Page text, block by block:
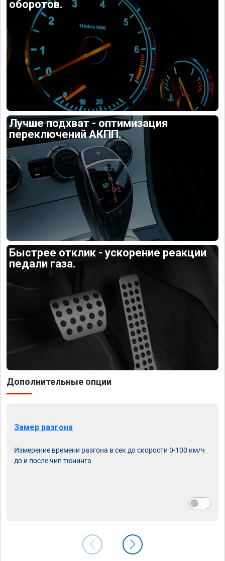
оборотов.
Лучше подхват - оптимизация
переключений АКПП.
Быстрее отклик - ускорение реакции
педали газа.
Дополнительные опции
Замер разгона
Измерение времени разгона в сек до скорости 0-100 км/ч
до и после чип тюнинга